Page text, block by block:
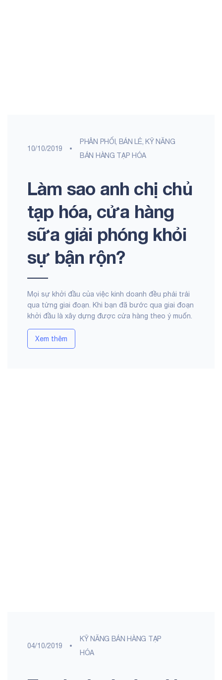
10/10/2019
PHÂN PHỐI, BÁN LẺ, KỸ NĂNG
BÁN HÀNG TẠP HÓA
Làm sao anh chị chủ
tạp hóa, cửa hàng
sữa giải phóng khỏi
sự bận rộn?
Mọi sự khởi đầu của việc kinh doanh đều phải trải
qua từng giai đoạn. Khi bạn đã bước qua giai đoạn
khởi đầu là xây dựng được cửa hàng theo ý muốn.
Xem thêm
04/10/2019
KỸ NĂNG BÁN HÀNG TẠP
HÓA